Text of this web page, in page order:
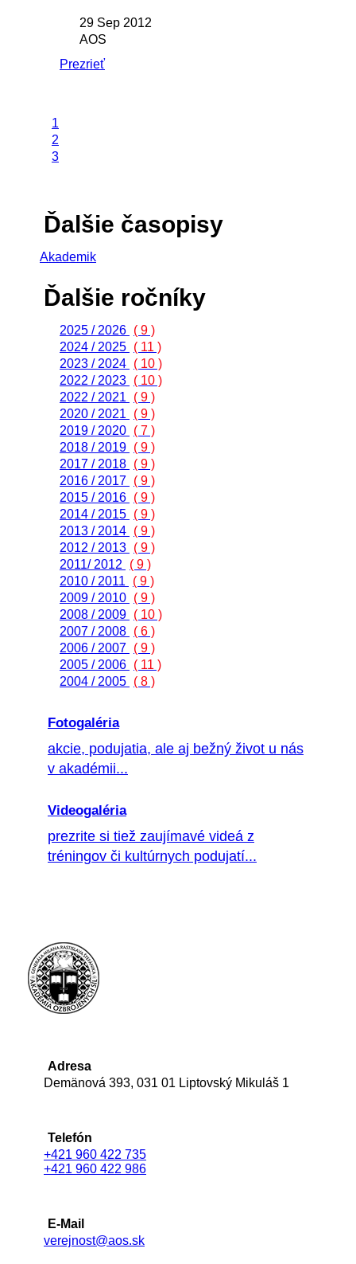
29 Sep 2012
AOS
Prezrieť
1
2
3
Ďalšie časopisy
Akademik
Ďalšie ročníky
2025 / 2026 ( 9 )
2024 / 2025 ( 11 )
2023 / 2024 ( 10 )
2022 / 2023 ( 10 )
2022 / 2021
( 9 )
2020 / 2021
( 9 )
2019 / 2020 ( 7 )
2018 / 2019 ( 9 )
2017 / 2018 ( 9 )
2016 / 2017 ( 9 )
2015 / 2016 ( 9 )
2014 / 2015 ( 9 )
2013 / 2014 ( 9 )
2012 / 2013 ( 9 )
2011/ 2012
( 9 )
2010 / 2011
( 9 )
2009 / 2010 ( 9 )
2008 / 2009 ( 10 )
2007 / 2008 ( 6 )
2006 / 2007 ( 9 )
2005 / 2006 ( 11 )
2004 / 2005 ( 8 )
Fotogaléria
akcie, podujatia, ale aj bežný život u nás
v akadémii...
Videogaléria
prezrite si tiež zaujímavé videá z
tréningov či kultúrnych podujatí...
Adresa
Demänová 393, 031 01 Liptovský Mikuláš 1
Telefón
+421 960 422 735
+421 960 422 986
E-Mail
verejnost@aos.sk